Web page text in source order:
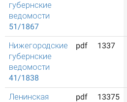
губернские
ведомости
51/1867
Нижегородские
губернские
ведомости
41/1838
pdf 1337
Ленинская
pdf 13375